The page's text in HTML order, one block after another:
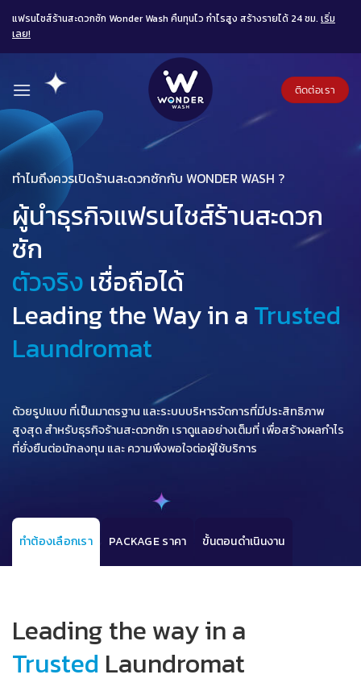
content
แฟรนไชส์ร้านสะดวกซัก Wonder Wash คืนทุนไว กำไรสูง สร้างรายได้ 24 ชม. เริ่ม
เลย!
ติดต่อเรา
ทำไมถึงควรเปิดร้านสะดวกซักกับ WONDER WASH ?
ผู้นำธุรกิจแฟรนไชส์ร้านสะดวก
ซัก
ตัวจริง เชื่อถือได้
Leading the Way in aTrusted
Laundromat
ด้วยรูปแบบ ที่เป็นมาตรฐาน และระบบบริหารจัดการที่มีประสิทธิภาพ
สูงสุด สำหรับธุรกิจร้านสะดวกซัก เราดูแลอย่างเต็มที่ เพื่อสร้างผลกำไร
ที่ยั่งยืนต่อนักลงทุน และ ความพึงพอใจต่อผู้ใช้บริการ
ทำต้องเลือกเรา PACKAGE ราคา ขั้นตอนดำเนินงาน
Leading the way in a
Trusted Laundromat